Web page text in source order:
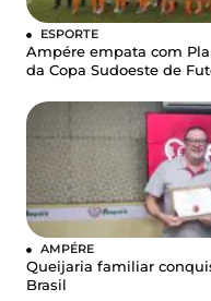
ESPORTE
Ampére empata com
da Copa Sudoeste de
AMPÉRE
Queijaria familiar
Brasil